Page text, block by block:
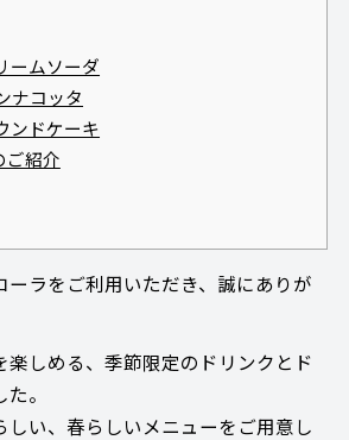
ームソーダ
ナコッタ
ンドケーキ
ご紹介
ーラをご利用いただき、誠にありが
楽しめる、季節限定のドリンクとド
。
しい、春らしいメニューをご用意し